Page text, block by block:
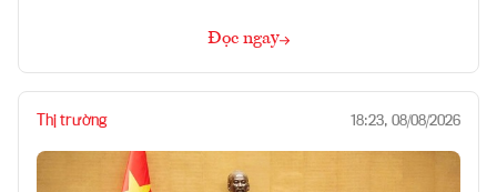
Đọc ngay
Thị trường 18:23, 08/08/2026